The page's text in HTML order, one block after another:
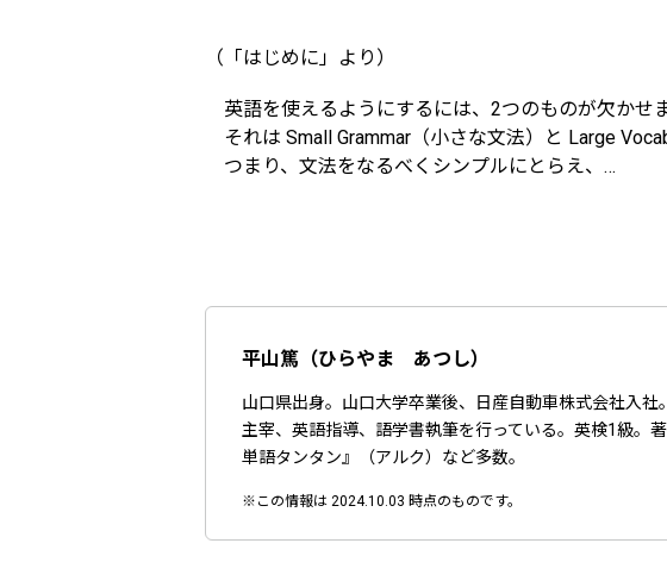
（「はじめに」より）
英語を使えるようにするには、2つのものが欠かせま
それは Small Grammar（小さな文法）と Large
つまり、文法をなるべくシンプルにとらえ、 …
平山篤（ひらやま あつし）
山口県出身。山口大学卒業後、日産自動車株式会社入
主宰、英語指導、語学書執筆を行っている。英検1級。
単語タンタン』（アルク）など多数。
※この情報は 2024.10.03 時点のものです。